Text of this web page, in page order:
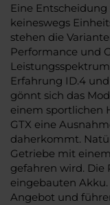
Eine
keineswegs
stehen die
Performance und
Erfahrung ID.4
gönnt sich das
einem sportlichen
GTX eine
daherkommt.
Getriebe mit
gefahren wird. Die
eingebauten
Angebot und